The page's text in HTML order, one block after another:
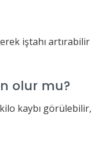
iştahı artırabilir
olur mu?
kaybı görülebilir,